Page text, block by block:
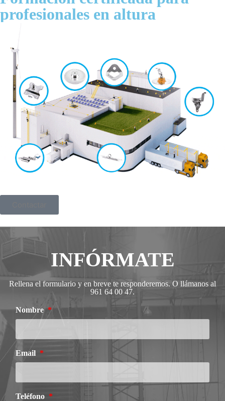
profesionales en altura
INFÓRMATE
Rellena el formulario y en breve te responderemos. O llámanos al
961 64 00 47.
Nombre
Email
Teléfono